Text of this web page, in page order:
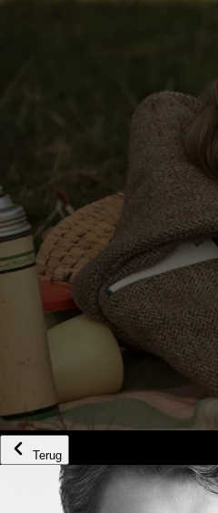
Terug